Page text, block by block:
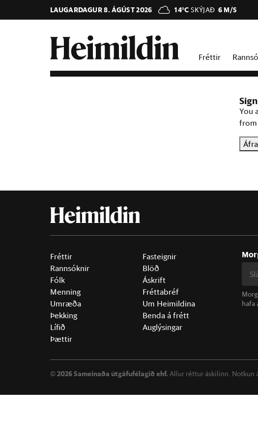
LAUGARDAGUR 8. ÁGÚST 2026 14°C SKÝJAÐ 6 M/S
Fréttir
You
from
Fréttir
Rannsóknir
Fólk
Menning
Umræða
Þekking
Lífið
Þættir
Fasteignir
Blöð
Áskrift
Fréttabréf
Um Heimildina
Benda á frétt
Auglýsingar
hafa
©2026 Sameinaða útgáfufélagið ehf. Allur réttur áskilinn. Notkun